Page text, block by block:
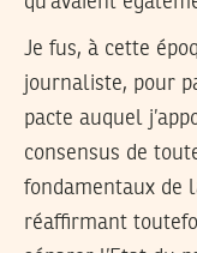
Je fus, à cette
journaliste, pour
pacte auquel
consensus de
fondamentaux de
réaffirmant